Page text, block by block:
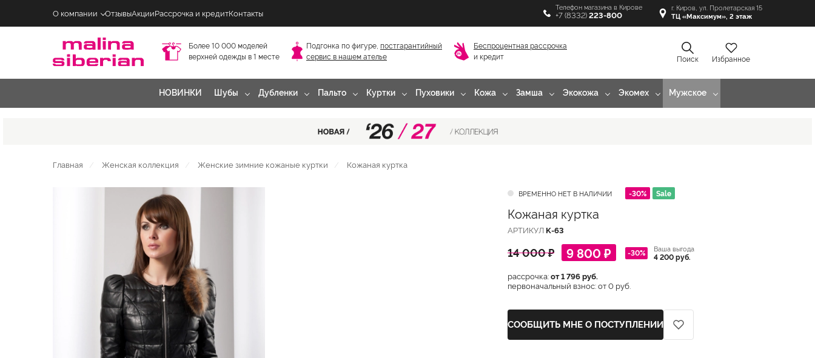
О компании ОтзывыАкцииРассрочка и кредитКонтакты
Телефон магазина в Кирове
+7 (8332) 223-800
г. Киров, ул. Пролетарская 15
ТЦ «Максимум», 2 этаж
Более 10 000 моделей
верхней одежды в 1 месте
Подгонка по фигуре, постгарантийный
сервис в нашем ателье
Беспроцентная рассрочка
и кредит
Поиск Избранное
НОВИНКИ Шубы Дубленки Пальто Куртки Пуховики Кожа Замша Экокожа Экомех Мужское
Главная Женская коллекция Женские зимние кожаные куртки Кожаная куртка
ВРЕМЕННО НЕТ В НАЛИЧИИ -30% Sale
Кожаная куртка
АРТИКУЛ K-63
14 000 ₽ 9 800 ₽ -30% Ваша выгода
4 200 руб.
рассрочка:от 1 796 руб.
первоначальный взнос: от 0 руб.
СООБЩИТЬ МНЕ О ПОСТУПЛЕНИИ